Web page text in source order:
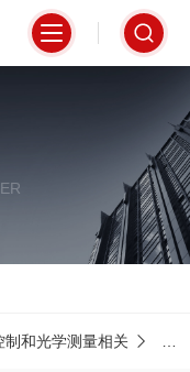
制和光学测量相关